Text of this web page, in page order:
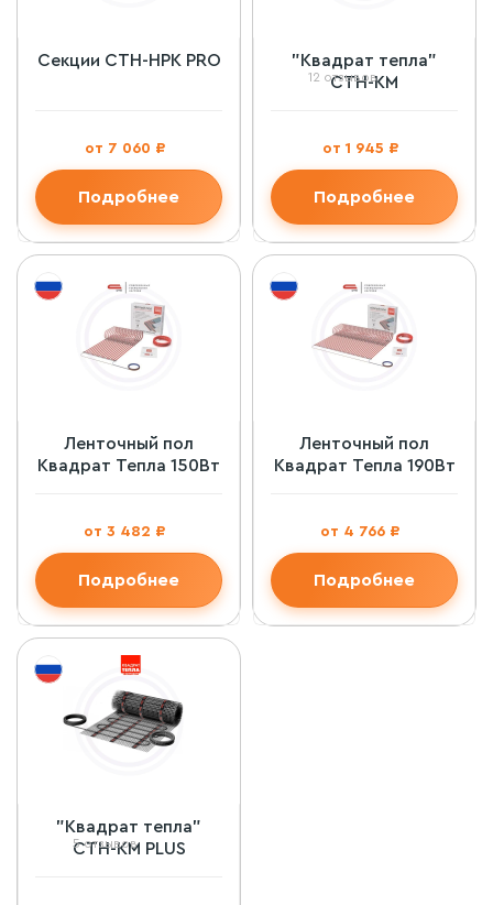
Секции СТН-НРК PRO
от 7 060 ₽
Подробнее
12 отзывов
"Квадрат тепла"
СТН-КМ
от 1 945 ₽
Подробнее
Ленточный пол
Квадрат Тепла 150Вт
от 3 482 ₽
Подробнее
Ленточный пол
Квадрат Тепла 190Вт
от 4 766 ₽
Подробнее
5 отзывов
"Квадрат тепла"
СТН-КМ PLUS